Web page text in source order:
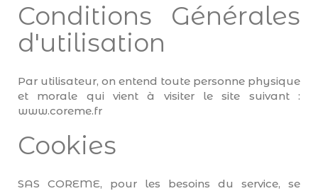
Conditions Générales
d'utilisation
Par utilisateur, on entend toute personne physique
et morale qui vient à visiter le site suivant :
www.coreme.fr
Cookies
SAS COREME, pour les besoins du service, se